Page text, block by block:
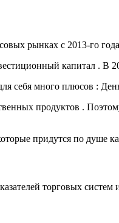
рынках с 2013-го
капитал . В
себя много плюсов :
продуктов .
придутся по душе
торговых